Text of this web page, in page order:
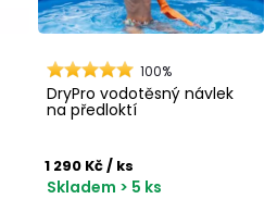
100%
DryPro vodotěsný návlek
na předloktí
1 290 Kč/ ks
Skladem > 5 ks